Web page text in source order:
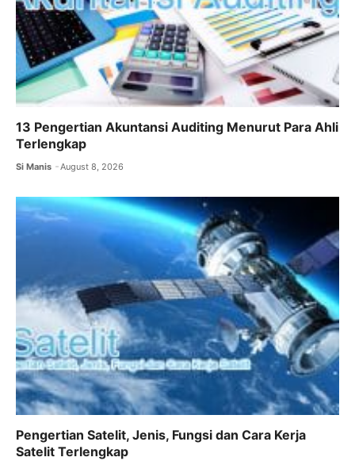
13 Pengertian Akuntansi Auditing Menurut Para Ahli
Terlengkap
Si Manis August 8, 2026
Pengertian Satelit, Jenis, Fungsi dan Cara Kerja
Satelit Terlengkap